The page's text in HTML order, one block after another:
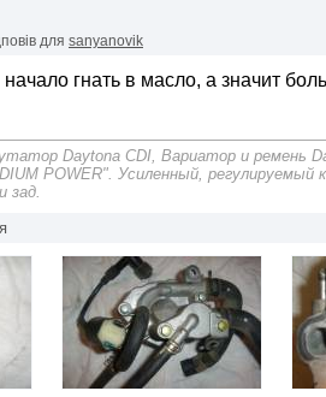
для sanyanovik
гнать в масло, а значит
Daytona CDI, Вариатор и ремень
POWER". Усиленный,
зад.